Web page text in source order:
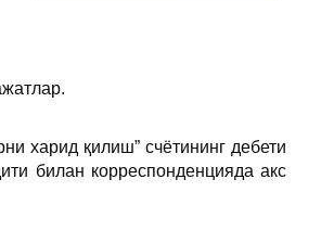
харид қилиш” счётининг дебети
билан корреспонденцияда акс